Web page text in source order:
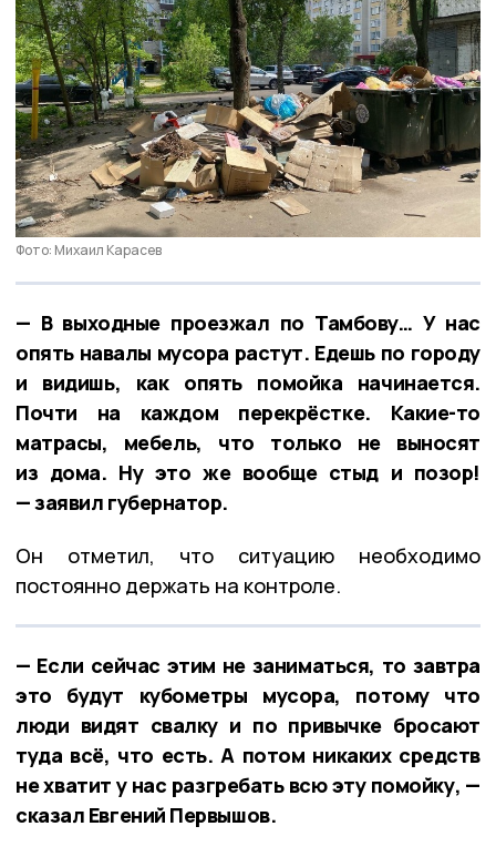
Фото: Михаил Карасев
— В выходные проезжал по Тамбову… У нас
опять навалы мусора растут. Едешь по городу
и видишь, как опять помойка начинается.
Почти на каждом перекрёстке. Какие-то
матрасы, мебель, что только не выносят
из дома. Ну это же вообще стыд и позор!
— заявил губернатор.
Он отметил, что ситуацию необходимо
постоянно держать на контроле.
— Если сейчас этим не заниматься, то завтра
это будут кубометры мусора, потому что
люди видят свалку и по привычке бросают
туда всё, что есть. А потом никаких средств
не хватит у нас разгребать всю эту помойку, —
сказал Евгений Первышов.